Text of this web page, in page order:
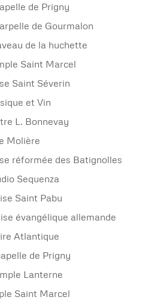
de Prigny
de Gourmalon
de la huchette
Saint Marcel
Saint Séverin
et Vin
L. Bonnevay
Molière
réformée des Batignolles
Sequenza
Saint Pabu
évangélique allemande
Atlantique
de Prigny
Lanterne
Saint Marcel